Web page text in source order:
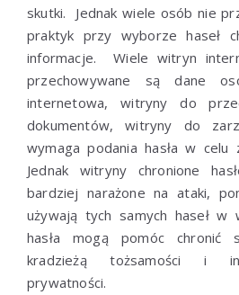
skutki. Jednak wiele osób nie
praktyk przy wyborze haseł
informacje. Wiele witryn
przechowywane są dane
internetowa, witryny do
dokumentów, witryny do
wymaga podania hasła w celu
Jednak witryny chronione
bardziej narażone na ataki,
używają tych samych haseł w
hasła mogą pomóc chronić
kradzieżą tożsamości i
prywatności.